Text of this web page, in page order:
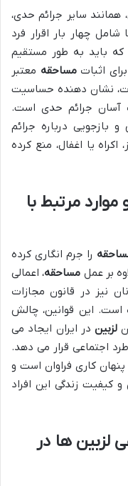
همانند سایر جرائم حدی،
چهار بار اقرار فرد
باید به طور مستقیم
اثباتمساحقه معتبر
نشان دهنده حساسیت
آسان جرائم حدی است.
بازجویی درباره جرائم
یا اغفال، منع کرده
مرتبط با
را جرم انگاری کرده
بر عمل مساحقه، اعمالی
نیز در قانون مجازات
است. این قوانین، چالش
لزبین در ایران ایجاد می
اجتماعی قرار می دهد.
پنهان کاری فراوان است و
کیفیت زندگی این افراد
لزبین ها در